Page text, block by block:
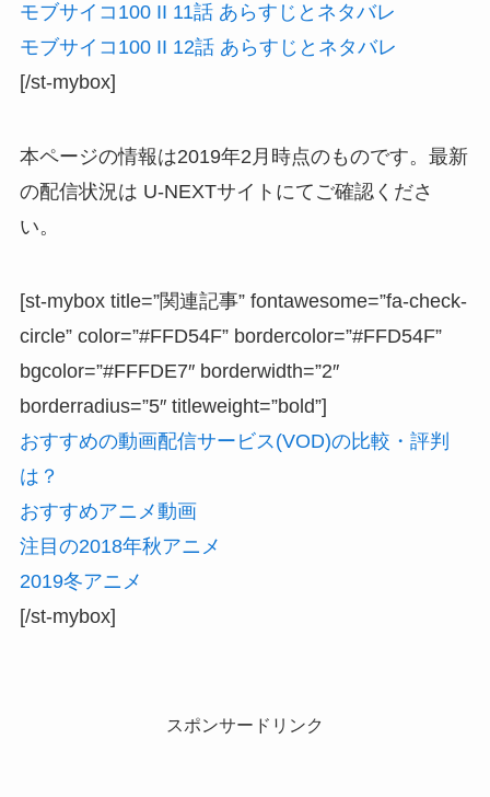
モブサイコ100 II 11話 あらすじとネタバレ
モブサイコ100 II 12話 あらすじとネタバレ
[/st-mybox]
本ページの情報は2019年2月時点のものです。最新
の配信状況は U-NEXTサイトにてご確認くださ
い。
[st-mybox title=”関連記事” fontawesome=”fa-check-
circle” color=”#FFD54F” bordercolor=”#FFD54F”
bgcolor=”#FFFDE7″ borderwidth=”2″
borderradius=”5″ titleweight=”bold”]
おすすめの動画配信サービス(VOD)の比較・評判
は？
おすすめアニメ動画
注目の2018年秋アニメ
2019冬アニメ
[/st-mybox]
スポンサードリンク